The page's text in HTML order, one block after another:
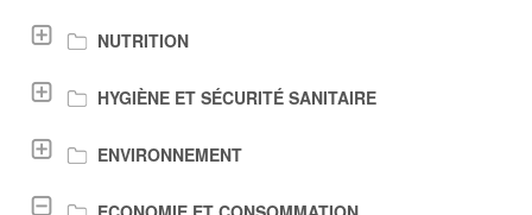
NUTRITION
HYGIÈNE ET SÉCURITÉ SANITAIRE
ENVIRONNEMENT